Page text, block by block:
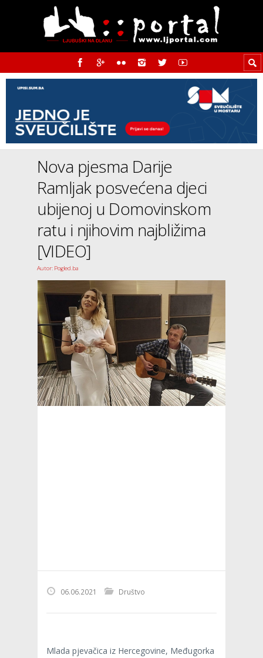
Nova pjesma Darije
Ramljak posvećena djeci
ubijenoj u Domovinskom
ratu i njihovim najbližima
[VIDEO]
Autor: Pogled.ba
06.06.2021 Društvo
Mlada pjevačica iz Hercegovine, Međugorka